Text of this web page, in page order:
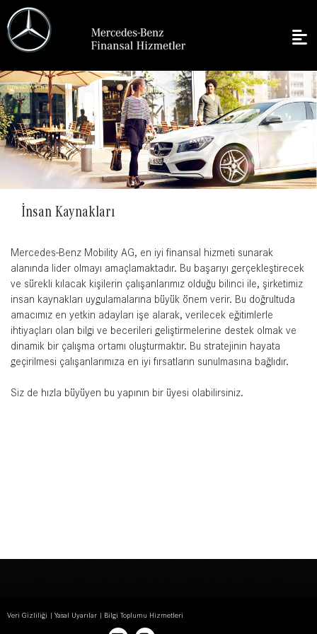
İnsan Kaynakları
Mercedes-Benz Mobility AG, en iyi finansal hizmeti sunarak
alanında lider olmayı amaçlamaktadır. Bu başarıyı gerçekleştirecek
ve sürekli kılacak kişilerin çalışanlarımız olduğu bilinci ile, şirketimiz
insan kaynakları uygulamalarına büyük önem verir. Bu doğrultuda
amacımız en yetkin adayları işe alarak, verilecek eğitimlerle
ihtiyaçları olan bilgi ve becerileri geliştirmelerine destek olmak ve
dinamik bir çalışma ortamı oluşturmaktır. Bu stratejinin hayata
geçirilmesi çalışanlarımıza en iyi fırsatların sunulmasına bağlıdır.
Siz de hızla büyüyen bu yapının bir üyesi olabilirsiniz.
Veri Gizliliği Yasal Uyarılar Bilgi Toplumu Hizmetleri